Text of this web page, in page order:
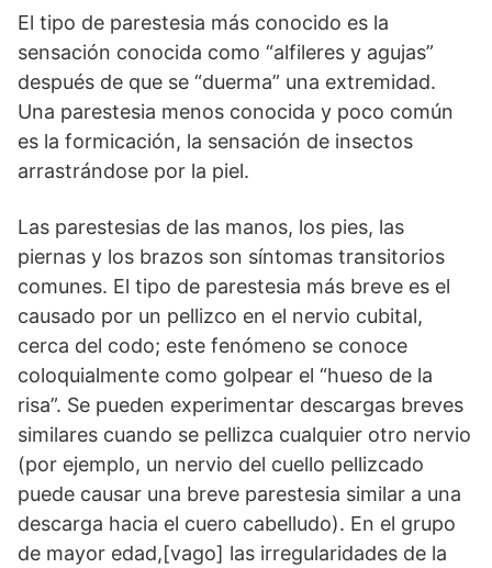
El tipo de parestesia más conocido es la
sensación conocida como “alfileres y agujas”
después de que se “duerma” una extremidad.
Una parestesia menos conocida y poco común
es la formicación, la sensación de insectos
arrastrándose por la piel.
Las parestesias de las manos, los pies, las
piernas y los brazos son síntomas transitorios
comunes. El tipo de parestesia más breve es el
causado por un pellizco en el nervio cubital,
cerca del codo; este fenómeno se conoce
coloquialmente como golpear el “hueso de la
risa”. Se pueden experimentar descargas breves
similares cuando se pellizca cualquier otro nervio
(por ejemplo, un nervio del cuello pellizcado
puede causar una breve parestesia similar a una
descarga hacia el cuero cabelludo). En el grupo
de mayor edad,[vago] las irregularidades de la